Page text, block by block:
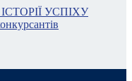
УСПІХУ